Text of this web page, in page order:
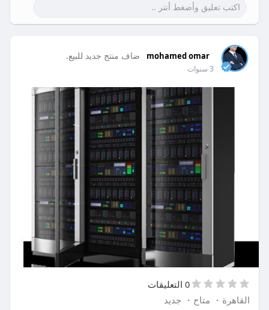
mohamed omar ضاف منتج جديد للبيع.
3 سنوات
0 التعليقات
القاهرة · متاح · جديد